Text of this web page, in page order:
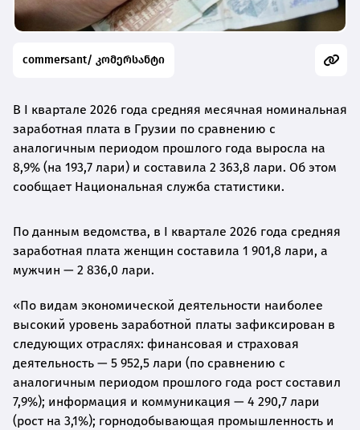
commersant/ კომერსანტი
В I квартале 2026 года средняя месячная номинальная
заработная плата в Грузии по сравнению с
аналогичным периодом прошлого года выросла на
8,9% (на 193,7 лари) и составила 2 363,8 лари. Об этом
сообщает Национальная служба статистики.
По данным ведомства, в I квартале 2026 года средняя
заработная плата женщин составила 1 901,8 лари, а
мужчин — 2 836,0 лари.
«По видам экономической деятельности наиболее
высокий уровень заработной платы зафиксирован в
следующих отраслях: финансовая и страховая
деятельность — 5 952,5 лари (по сравнению с
аналогичным периодом прошлого года рост составил
7,9%); информация и коммуникация — 4 290,7 лари
(рост на 3,1%); горнодобывающая промышленность и